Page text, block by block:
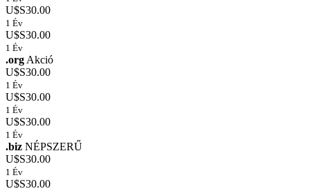
U$S30.00
1 Év
U$S30.00
1 Év
.org Akció
U$S30.00
1 Év
U$S30.00
1 Év
U$S30.00
1 Év
.biz NÉPSZERŰ
U$S30.00
1 Év
U$S30.00